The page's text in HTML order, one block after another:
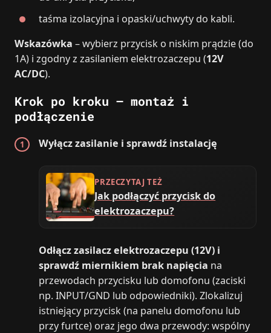
taśma izolacyjna i opaski/uchwyty do kabli.
Wskazówka – wybierz przycisk o niskim prądzie (do
1A) i zgodny z zasilaniem elektrozaczepu (12V
AC/DC).
Krok po kroku – montaż i
podłączenie
Wyłącz zasilanie i sprawdź instalację
PRZECZYTAJ TEŻ
Jak podłączyć przycisk do
elektrozaczepu?
Odłącz zasilacz elektrozaczepu (12V) i
sprawdź miernikiem brak napięcia na
przewodach przycisku lub domofonu (zaciski
np. INPUT/GND lub odpowiedniki). Zlokalizuj
istniejący przycisk (na panelu domofonu lub
przy furtce) oraz jego dwa przewody: wspólny